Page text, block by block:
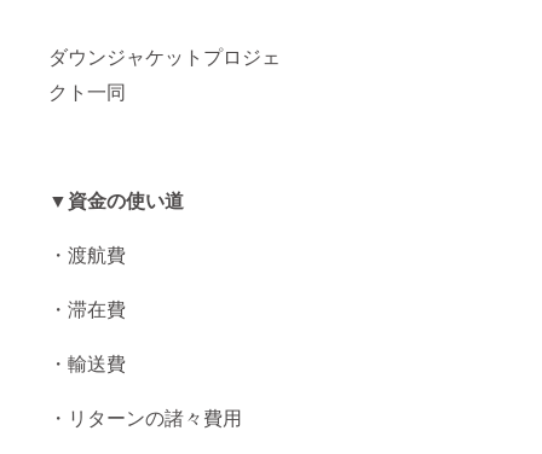
ダウンジャケットプロジェ
クト一同
▼資金の使い道
・渡航費
・滞在費
・輸送費
・リターンの諸々費用